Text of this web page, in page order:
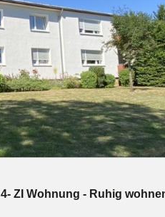
ZI Wohnung - Ruhig